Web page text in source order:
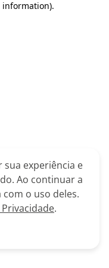
information).
experiência e
Ao continuar a
o uso deles.
.